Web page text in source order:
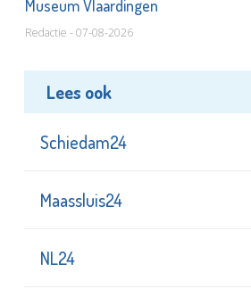
Museum Vlaardingen
Redactie - 07-08-2026
Lees ook
Schiedam24
Maassluis24
NL24